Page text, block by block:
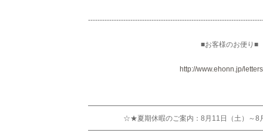
■お客様のお便り■
http://www.ehonn.jp/letters
☆★夏期休暇のご案内：8月11日（土）～8